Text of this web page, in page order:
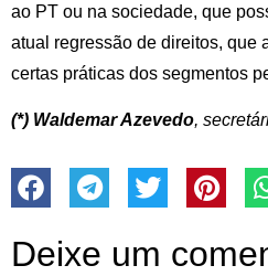
ao PT ou na sociedade, que
atual regressão de direitos, que
certas práticas dos segmentos
(*) Waldemar Azevedo,
Deixe um